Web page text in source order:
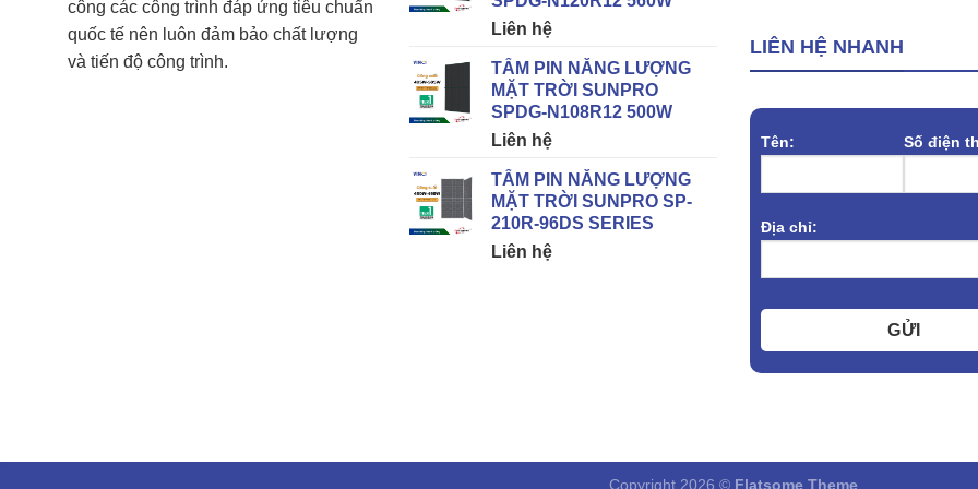
công các công trình đáp ứng tiêu chuẩn
quốc tế nên luôn đảm bảo chất lượng
và tiến độ công trình.
Liên hệ
TẤM PIN NĂNG LƯỢNG
MẶT TRỜI SUNPRO
SPDG-N108R12 500W
Liên hệ
TẤM PIN NĂNG LƯỢNG
MẶT TRỜI SUNPRO SP-
210R-96DS SERIES
Liên hệ
LIÊN HỆ NHANH
Tên: Số điện
Địa chỉ:
GỬI
Copyright 2026 © Flatsome Theme